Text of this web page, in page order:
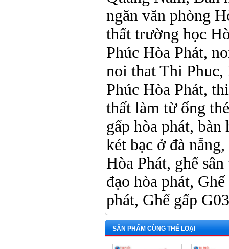
ngăn văn phòng
thất trường học
Phúc Hòa Phát,
noi that Thi
Phúc Hòa Phát,
thất làm từ ống
gấp hòa phát, bàn
két bạc ở đà
Hòa Phát, ghế
đạo hòa phát,
phát, Ghế gấp
SẢN PHẨM CÙNG THỂ LOẠI